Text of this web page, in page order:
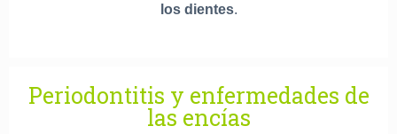
los dientes.
Periodontitis y enfermedades de
las encías